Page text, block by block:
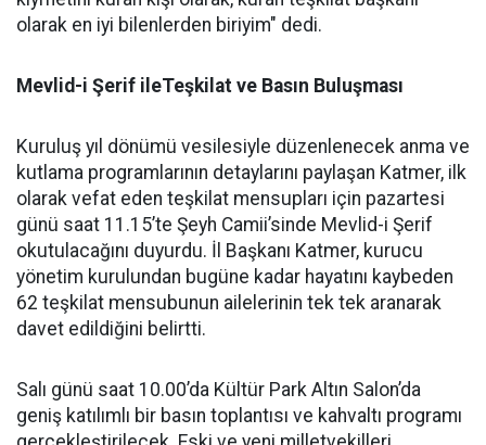
olarak en iyi bilenlerden biriyim" dedi.
Mevlid-i Şerif ileTeşkilat ve Basın Buluşması
Kuruluş yıl dönümü vesilesiyle düzenlenecek anma ve
kutlama programlarının detaylarını paylaşan Katmer, ilk
olarak vefat eden teşkilat mensupları için pazartesi
günü saat 11.15’te Şeyh Camii’sinde Mevlid-i Şerif
okutulacağını duyurdu. İl Başkanı Katmer, kurucu
yönetim kurulundan bugüne kadar hayatını kaybeden
62 teşkilat mensubunun ailelerinin tek tek aranarak
davet edildiğini belirtti.
Salı günü saat 10.00’da Kültür Park Altın Salon’da
geniş katılımlı bir basın toplantısı ve kahvaltı programı